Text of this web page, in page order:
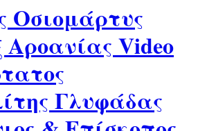
Οσιομάρτυς
Video
Γλυφάδας